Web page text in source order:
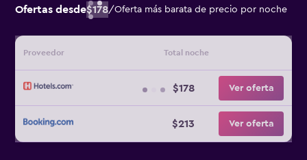
Ofertas desde$178/Oferta más barata de precio por noche
Proveedor Total noche
$178 Ver oferta
$213 Ver oferta